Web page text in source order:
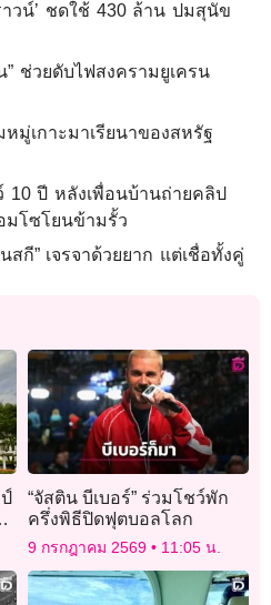
วน์’ ชดใช้ 430 ล้าน ปมสุนัข
” ช่วยดับไฟสงครามยูเครน
หมู่เกาะมาเรียนาของสหรัฐ
10 ปี หลังเพื่อนบ้านถ่ายคลิป
มโซโยนข้ามรั้ว
สกี” เจรจาด้วยยาก แต่เชื่อทั้งคู่
“จัสติน บีเบอร์” ร่วมโชว์พัก
ครึ่งพิธีปิดฟุตบอลโลก
9 กรกฎาคม 2569 11:05 น.